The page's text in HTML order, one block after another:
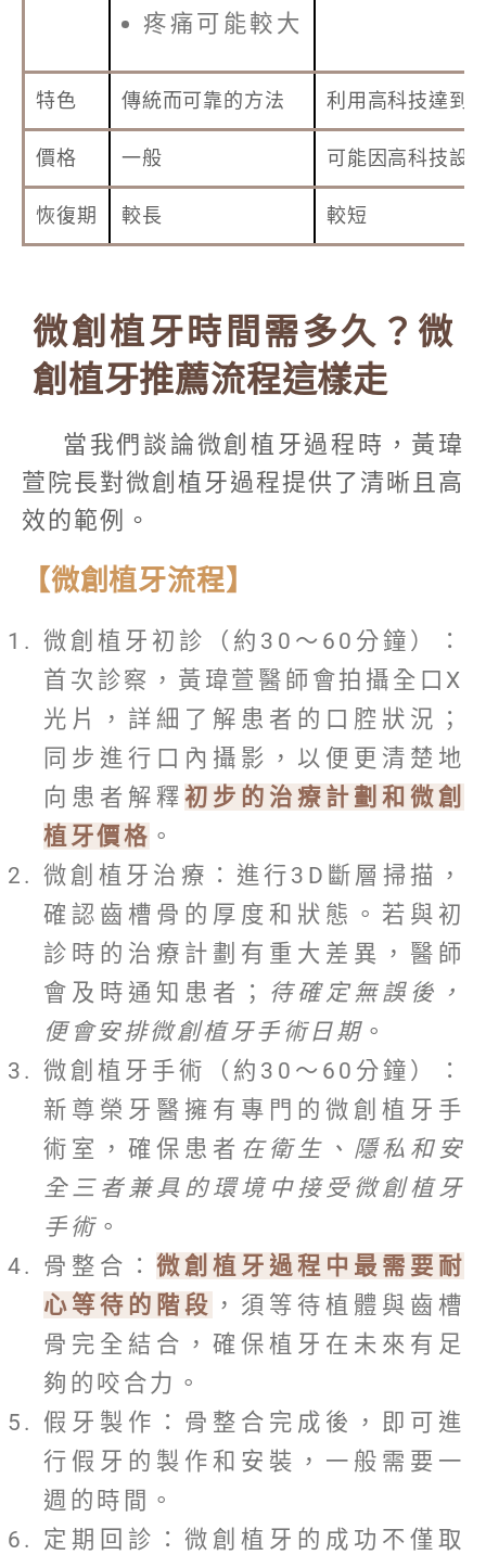
疼痛可能較大
特色 傳統而可靠的方法 利用高科技達到
價格 一般 可能因高科技設
恢復期 較長 較短
微創植牙時間需多久？微
創植牙推薦流程這樣走
當我們談論微創植牙過程時，黃瑋
萱院長對微創植牙過程提供了清晰且高
效的範例。
【微創植牙流程】
微創植牙初診（約30～60分鐘）：
首次診察，黃瑋萱醫師會拍攝全口X
光片，詳細了解患者的口腔狀況；
同步進行口內攝影，以便更清楚地
向患者解釋 初步的治療計劃和微創
植牙價格 。
微創植牙治療：進行3D斷層掃描，
確認齒槽骨的厚度和狀態。若與初
診時的治療計劃有重大差異，醫師
會及時通知患者； 待確定無誤後，
便會安排微創植牙手術日期 。
微創植牙手術（約30～60分鐘）：
新尊榮牙醫擁有專門的微創植牙手
術室，確保患者 在衛生、隱私和安
全三者兼具的環境中接受微創植牙
手術 。
骨整合： 微創植牙過程中最需要耐
心等待的階段 ，須等待植體與齒槽
骨完全結合，確保植牙在未來有足
夠的咬合力。
假牙製作：骨整合完成後，即可進
行假牙的製作和安裝，一般需要一
週的時間。
定期回診：微創植牙的成功不僅取